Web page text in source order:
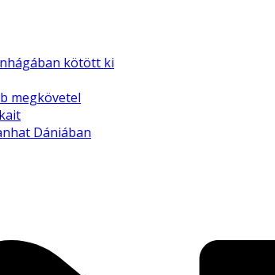
kötött ki
megkövetel
Dániában